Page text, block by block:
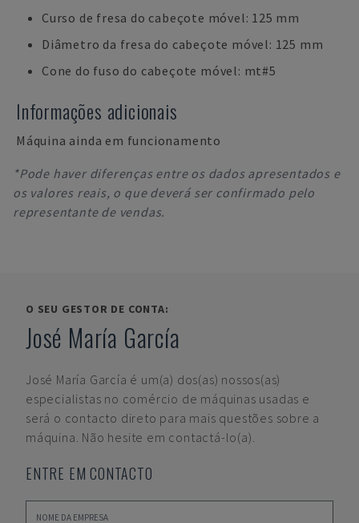
Curso de fresa do cabeçote móvel: 125 mm
Diâmetro da fresa do cabeçote móvel: 125 mm
Cone do fuso do cabeçote móvel: mt#5
Informações adicionais
Máquina ainda em funcionamento
*Pode haver diferenças entre os dados apresentados e
os valores reais, o que deverá ser confirmado pelo
representante de vendas.
O SEU GESTOR DE CONTA:
José María García
José María García é um(a) dos(as) nossos(as)
especialistas no comércio de máquinas usadas e
será o contacto direto para mais questões sobre a
máquina. Não hesite em contactá-lo(a).
ENTRE EM CONTACTO